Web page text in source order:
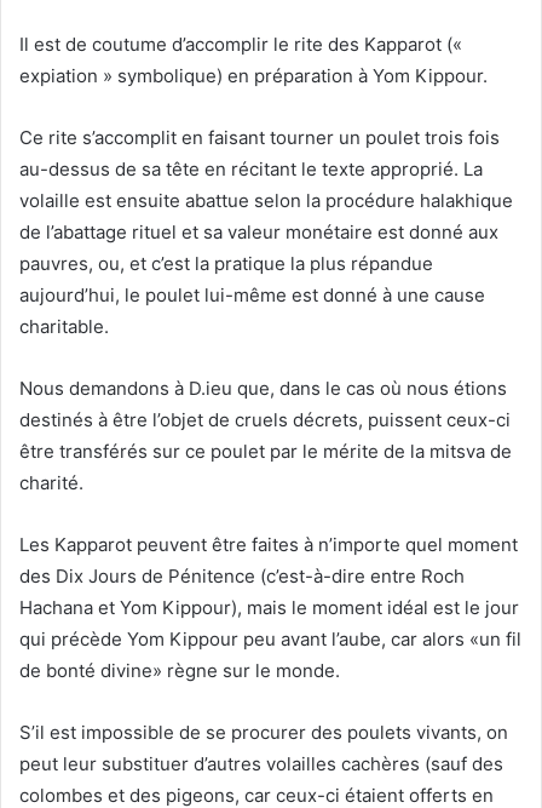
Il est de coutume d’accomplir le rite des Kapparot («
expiation » symbolique) en préparation à Yom Kippour.
Ce rite s’accomplit en faisant tourner un poulet trois fois
au-dessus de sa tête en récitant le texte approprié. La
volaille est ensuite abattue selon la procédure halakhique
de l’abattage rituel et sa valeur monétaire est donné aux
pauvres, ou, et c’est la pratique la plus répandue
aujourd’hui, le poulet lui-même est donné à une cause
charitable.
Nous demandons à D.ieu que, dans le cas où nous étions
destinés à être l’objet de cruels décrets, puissent ceux-ci
être transférés sur ce poulet par le mérite de la mitsva de
charité.
Les Kapparot peuvent être faites à n’importe quel moment
des Dix Jours de Pénitence (c’est-à-dire entre Roch
Hachana et Yom Kippour), mais le moment idéal est le jour
qui précède Yom Kippour peu avant l’aube, car alors «un fil
de bonté divine» règne sur le monde.
S’il est impossible de se procurer des poulets vivants, on
peut leur substituer d’autres volailles cachères (sauf des
colombes et des pigeons, car ceux-ci étaient offerts en